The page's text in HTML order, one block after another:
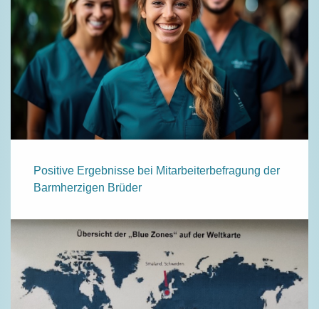
Positive Ergebnisse bei Mitarbeiterbefragung der
Barmherzigen Brüder